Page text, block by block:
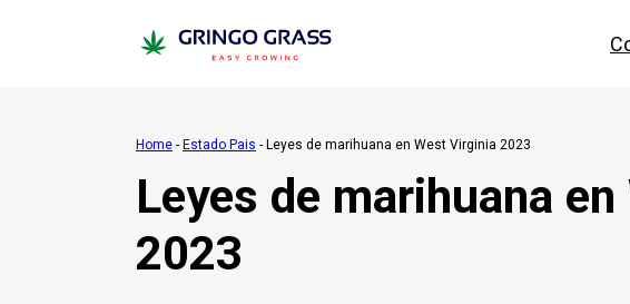
Home - Estado Pais - Leyes de marihuana en West Virginia 2023
Leyes de marihuana
2023